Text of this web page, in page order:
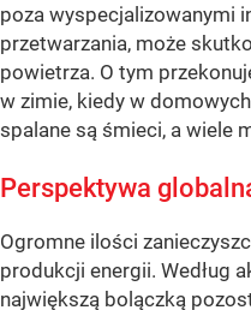
poza wyspecjalizowanymi
przetwarzania, może
powietrza. O tym
w zimie, kiedy w
spalane są śmieci, a wiele
Perspektywa
Ogromne ilości
produkcji energii. Według
największą bolączką